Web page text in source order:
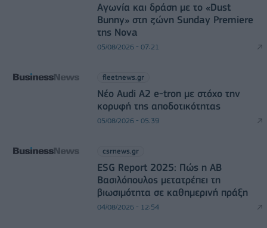
Αγωνία και δράση με το «Dust
Bunny» στη ζώνη Sunday Premiere
της Nova
05/08/2026 - 07:21
fleetnews.gr
Νέο Audi A2 e-tron με στόχο την
κορυφή της αποδοτικότητας
05/08/2026 - 05:39
csrnews.gr
ESG Report 2025: Πώς η ΑΒ
Βασιλόπουλος μετατρέπει τη
βιωσιμότητα σε καθημερινή πράξη
04/08/2026 - 12:54